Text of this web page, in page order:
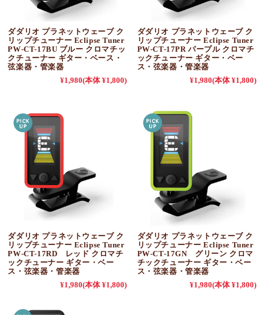
ダダリオ プラネットウェーブ ク
リップチューナー Eclipse Tuner
PW-CT-17BU ブルー クロマチッ
クチューナー ギター・ベース・
弦楽器・管楽器
¥1,980(本体 ¥1,800)
ダダリオ プラネットウェーブ ク
リップチューナー Eclipse Tuner
PW-CT-17PR パープル クロマチ
ックチューナー ギター・ベー
ス・弦楽器・管楽器
¥1,980(本体 ¥1,800)
ダダリオ プラネットウェーブ ク
リップチューナー Eclipse Tuner
PW-CT-17RD レッド クロマチ
ックチューナー ギター・ベー
ス・弦楽器・管楽器
¥1,980(本体 ¥1,800)
ダダリオ プラネットウェーブ ク
リップチューナー Eclipse Tuner
PW-CT-17GN グリーン クロマ
チックチューナー ギター・ベー
ス・弦楽器・管楽器
¥1,980(本体 ¥1,800)